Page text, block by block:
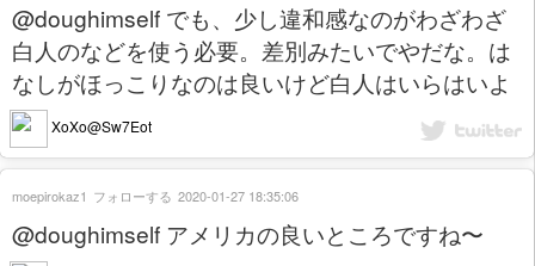
@doughimself でも、少し違和感なのがわざわざ
白人のなどを使う必要。差別みたいでやだな。は
なしがほっこりなのは良いけど白人はいらはいよ
XoXo@Sw7Eot
@doughimself アメリカの良いところですね〜
moepirokaz1 フォローする 2020-01-27 18:35:06